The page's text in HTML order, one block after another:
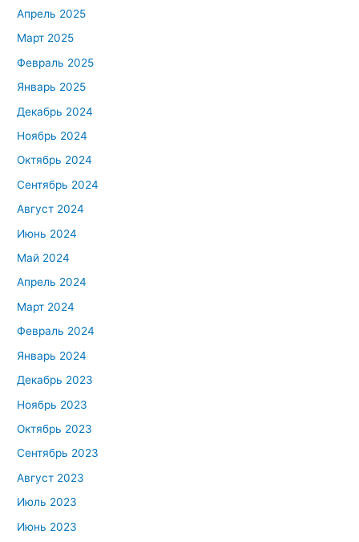
Апрель 2025
Март 2025
Февраль 2025
Январь 2025
Декабрь 2024
Ноябрь 2024
Октябрь 2024
Сентябрь 2024
Август 2024
Июнь 2024
Май 2024
Апрель 2024
Март 2024
Февраль 2024
Январь 2024
Декабрь 2023
Ноябрь 2023
Октябрь 2023
Сентябрь 2023
Август 2023
Июль 2023
Июнь 2023